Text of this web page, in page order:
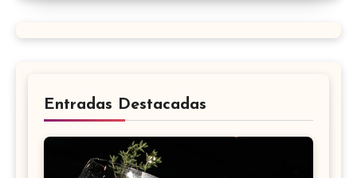
Entradas Destacadas